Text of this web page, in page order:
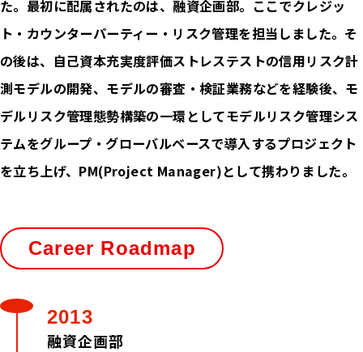
た。最初に配属されたのは、融資企画部。ここでクレジッ
ト・カウンターパーティー・リスク管理を担当しました。そ
の後は、自己資本充実度評価ストレステストの信用リスク計
測モデルの開発、モデルの審査・検証業務などを経験後、モ
デルリスク管理態勢構築の一環としてモデルリスク管理シス
テムをグループ・グローバルベースで導入するプロジェクト
を立ち上げ、PM(Project Manager)として携わりました。
Career Roadmap
2013
融資企画部